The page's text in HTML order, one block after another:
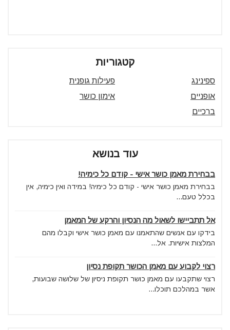
קטגוריות
ספינינג
פעילות גופנית
אופניים
אימון כושר
ברכיים
עוד בנושא
בבחירת מאמן כושר אישי - קודם כל כימיה!
בבחירת מאמן כושר אישי - קודם כל כימיה! במידה ואין כימיה, אין
בכלל טעם...
אל תתביישו לשאול מה הנסיון והרקע של המאמן
בידקו עם אנשים שהתאמנו עם מאמן כושר אישי וקבלו מהם
המלצות אישיות. אל...
רצוי לקבוע עם מאמן הכושר תקופת נסיון
רצוי שתקבעו עם מאמן כושר תקופת ניסיון של שלושה שבועות,
אשר במהלכם תוכלו...